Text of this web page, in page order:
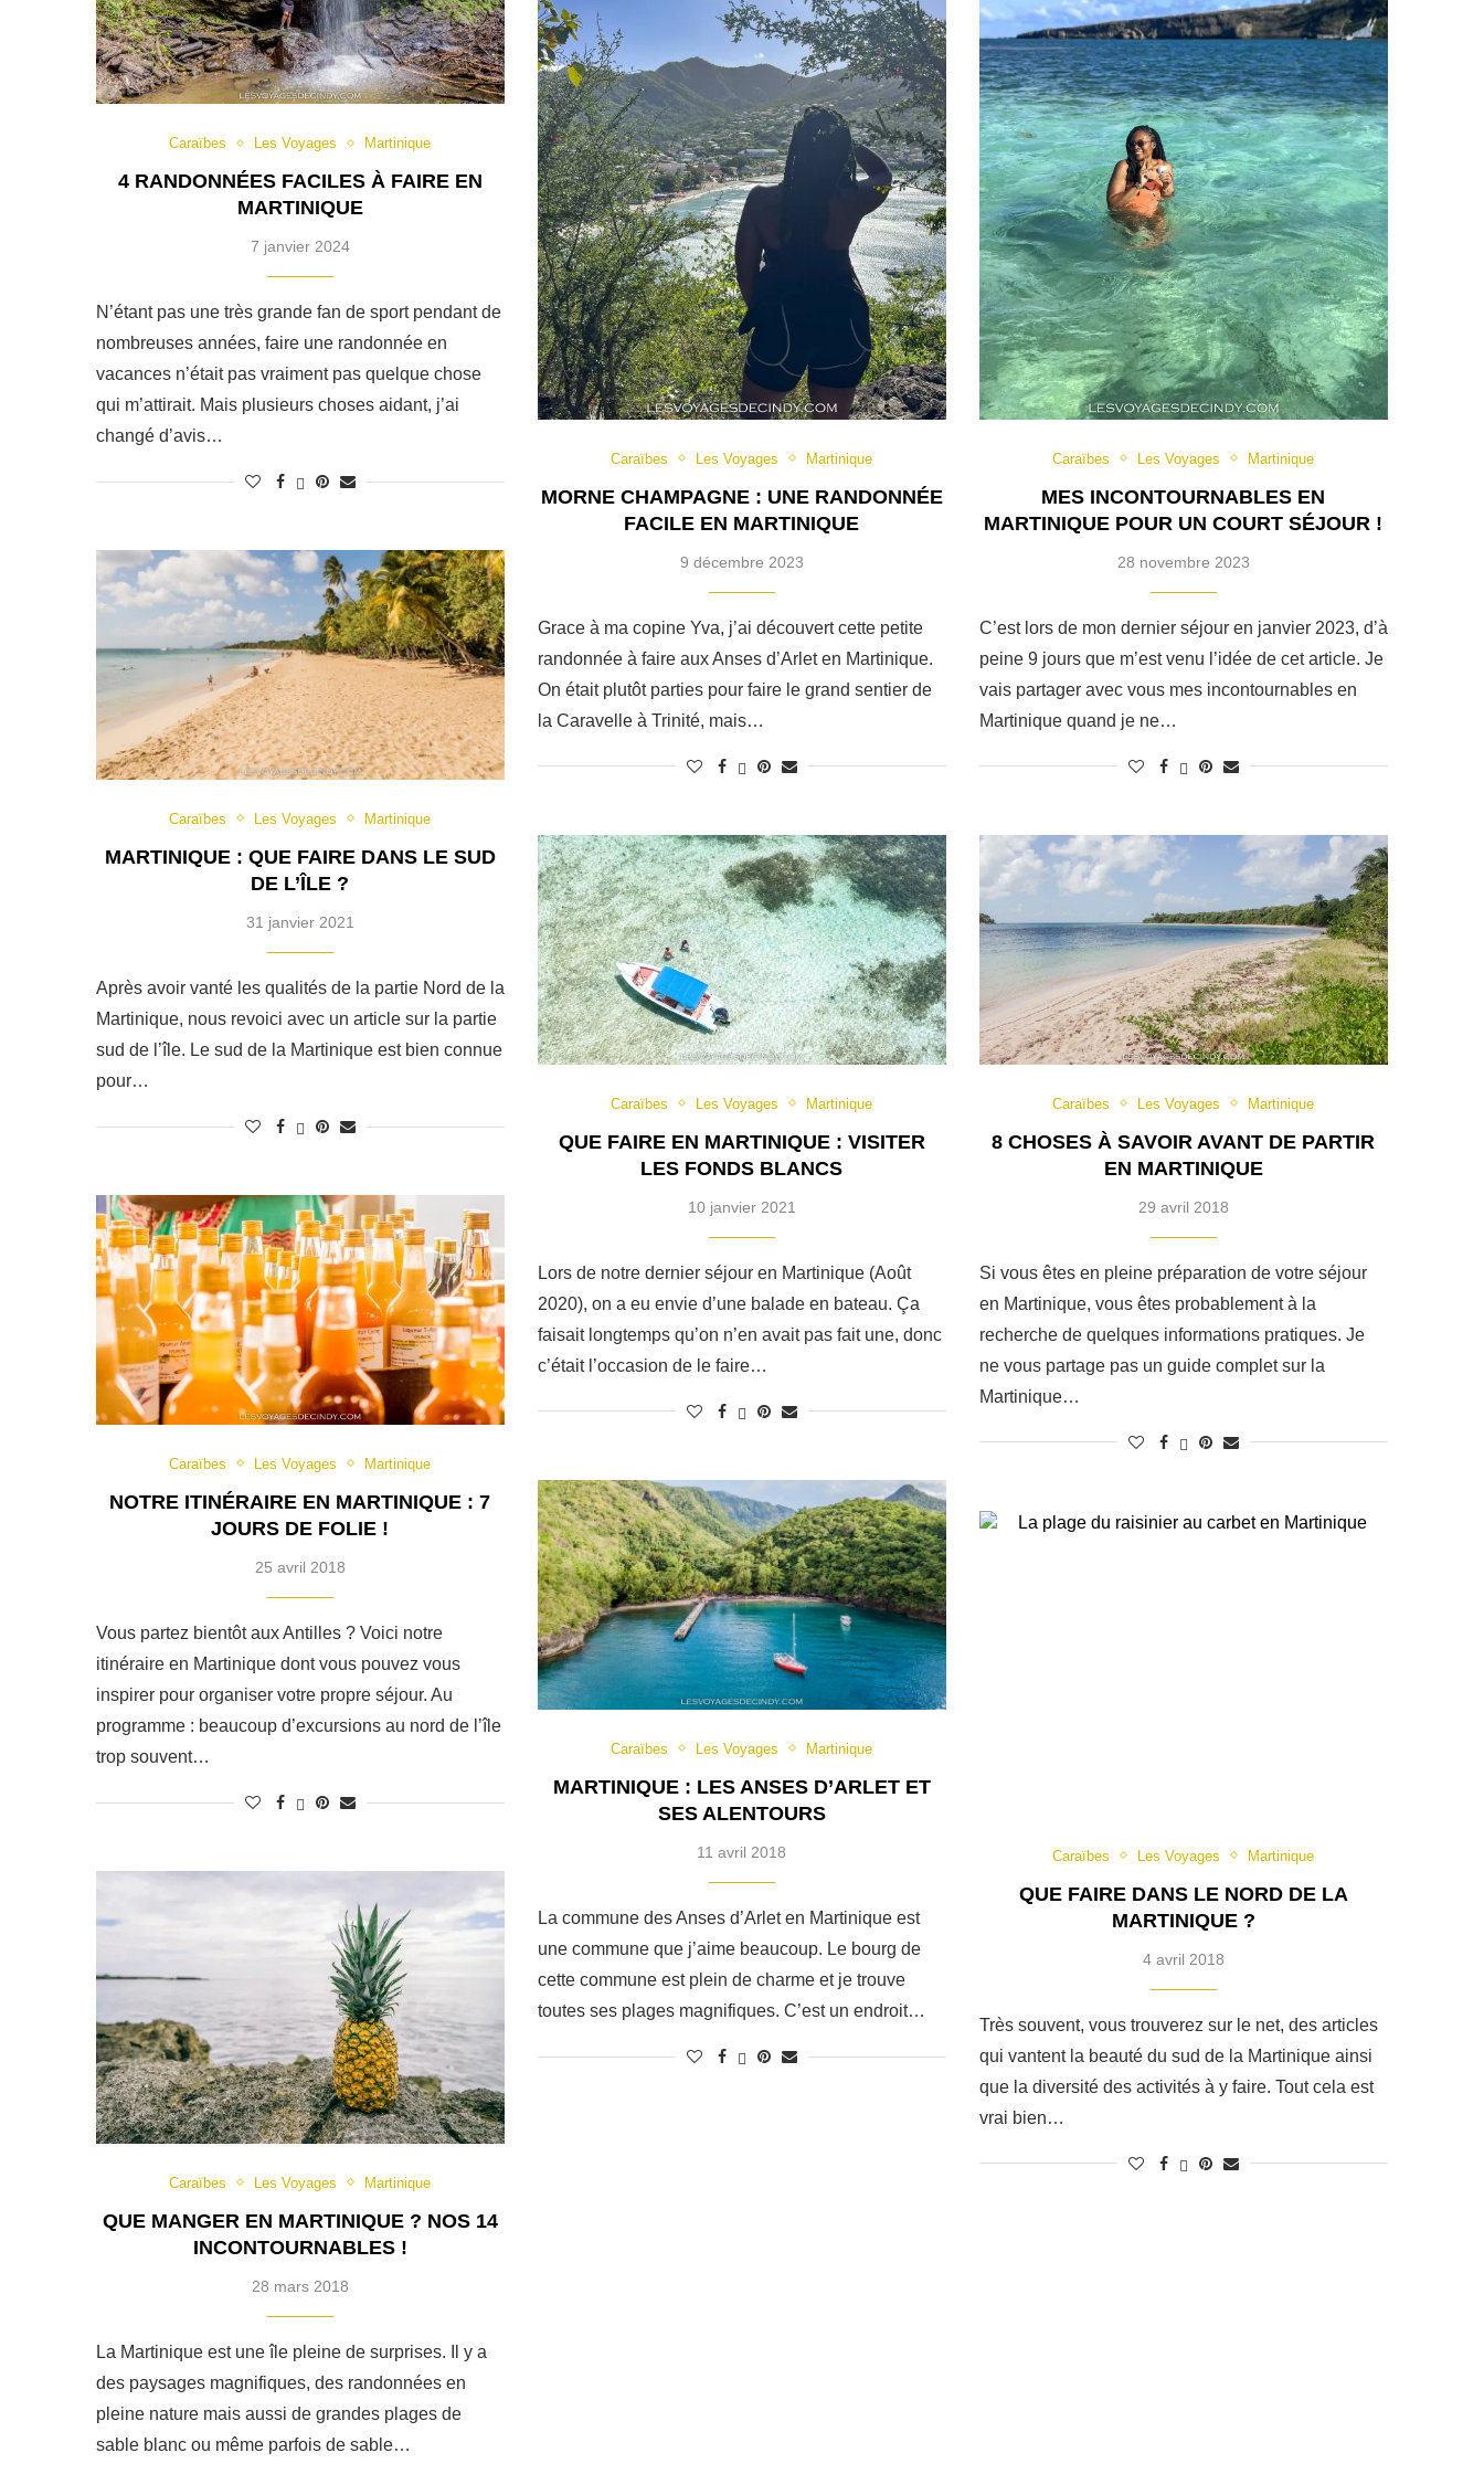
Caraïbes Les Voyages Martinique
4 RANDONNÉES FACILES À FAIRE EN
MARTINIQUE
7 janvier 2024
N’étant pas une très grande fan de sport pendant de
nombreuses années, faire une randonnée en
vacances n’était pas vraiment pas quelque chose
qui m’attirait. Mais plusieurs choses aidant, j’ai
changé d’avis…
Caraïbes Les Voyages Martinique
MORNE CHAMPAGNE : UNE RANDONNÉE
FACILE EN MARTINIQUE
9 décembre 2023
Grace à ma copine Yva, j’ai découvert cette petite
randonnée à faire aux Anses d’Arlet en Martinique.
On était plutôt parties pour faire le grand sentier de
la Caravelle à Trinité, mais…
Caraïbes Les Voyages Martinique
MES INCONTOURNABLES EN
MARTINIQUE POUR UN COURT SÉJOUR !
28 novembre 2023
C’est lors de mon dernier séjour en janvier 2023, d’à
peine 9 jours que m’est venu l’idée de cet article. Je
vais partager avec vous mes incontournables en
Martinique quand je ne…
Caraïbes Les Voyages Martinique
MARTINIQUE : QUE FAIRE DANS LE SUD
DE L’ÎLE ?
31 janvier 2021
Après avoir vanté les qualités de la partie Nord de la
Martinique, nous revoici avec un article sur la partie
sud de l’île. Le sud de la Martinique est bien connue
pour…
Caraïbes Les Voyages Martinique
QUE FAIRE EN MARTINIQUE : VISITER
LES FONDS BLANCS
10 janvier 2021
Lors de notre dernier séjour en Martinique (Août
2020), on a eu envie d’une balade en bateau. Ça
faisait longtemps qu’on n’en avait pas fait une, donc
c’était l’occasion de le faire…
Caraïbes Les Voyages Martinique
8 CHOSES À SAVOIR AVANT DE PARTIR
EN MARTINIQUE
29 avril 2018
Si vous êtes en pleine préparation de votre séjour
en Martinique, vous êtes probablement à la
recherche de quelques informations pratiques. Je
ne vous partage pas un guide complet sur la
Martinique…
Caraïbes Les Voyages Martinique
NOTRE ITINÉRAIRE EN MARTINIQUE : 7
JOURS DE FOLIE !
25 avril 2018
Vous partez bientôt aux Antilles ? Voici notre
itinéraire en Martinique dont vous pouvez vous
inspirer pour organiser votre propre séjour. Au
programme : beaucoup d’excursions au nord de l’île
trop souvent…
Caraïbes Les Voyages Martinique
MARTINIQUE : LES ANSES D’ARLET ET
SES ALENTOURS
11 avril 2018
La commune des Anses d’Arlet en Martinique est
une commune que j’aime beaucoup. Le bourg de
cette commune est plein de charme et je trouve
toutes ses plages magnifiques. C’est un endroit…
Caraïbes Les Voyages Martinique
QUE FAIRE DANS LE NORD DE LA
MARTINIQUE ?
4 avril 2018
Très souvent, vous trouverez sur le net, des articles
qui vantent la beauté du sud de la Martinique ainsi
que la diversité des activités à y faire. Tout cela est
vrai bien…
Caraïbes Les Voyages Martinique
QUE MANGER EN MARTINIQUE ? NOS 14
INCONTOURNABLES !
28 mars 2018
La Martinique est une île pleine de surprises. Il y a
des paysages magnifiques, des randonnées en
pleine nature mais aussi de grandes plages de
sable blanc ou même parfois de sable…